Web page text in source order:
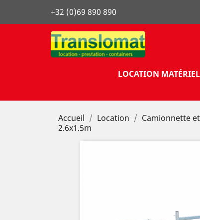
+32 (0)69 890 890
LOCATION
Accueil Location Camionnette
2.6x1.5m